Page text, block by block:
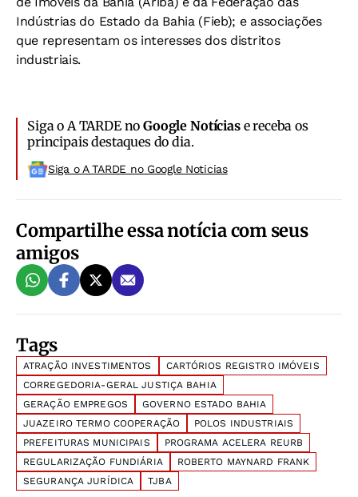
Indústrias do Estado da Bahia (Fieb); e associações
que representam os interesses dos distritos
industriais.
Siga o A TARDE noGoogle Notíciase receba os
principais destaques do dia.
Siga o A TARDE no Google Noticias
Compartilhe essa notícia com seus
amigos
Tags
ATRAÇÃO INVESTIMENTOS
CARTÓRIOS REGISTRO IMÓVEIS
CORREGEDORIA-GERAL JUSTIÇA BAHIA
GERAÇÃO EMPREGOS
GOVERNO ESTADO BAHIA
JUAZEIRO TERMO COOPERAÇÃO
POLOS INDUSTRIAIS
PREFEITURAS MUNICIPAIS
PROGRAMA ACELERA REURB
REGULARIZAÇÃO FUNDIÁRIA
ROBERTO MAYNARD FRANK
SEGURANÇA JURÍDICA
TJBA